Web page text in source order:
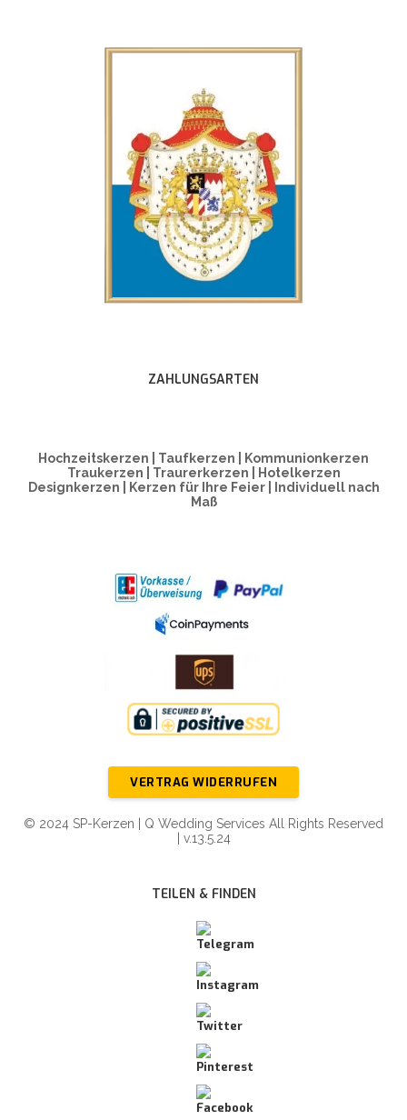
ZAHLUNGSARTEN
Hochzeitskerzen | Taufkerzen | Kommunionkerzen
Traukerzen | Traurerkerzen | Hotelkerzen
Designkerzen | Kerzen für Ihre Feier | Individuell nach
Maß
VERTRAG WIDERRUFEN
© 2024 SP-Kerzen | Q Wedding Services All Rights Reserved
| v.13.5.24
TEILEN & FINDEN